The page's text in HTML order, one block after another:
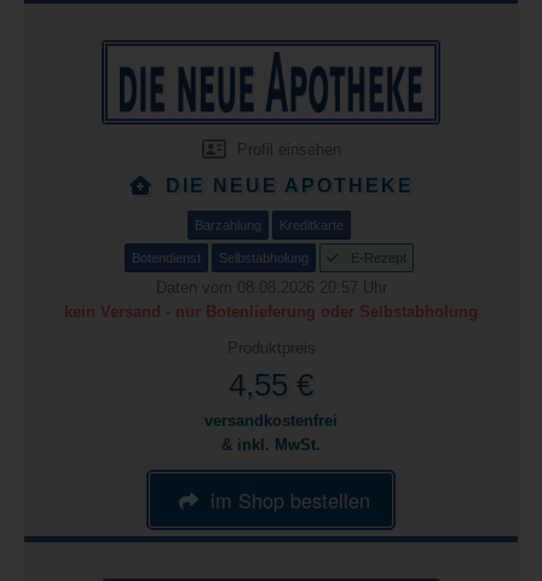
Profil einsehen
DIE NEUE APOTHEKE
Barzahlung Kreditkarte
Botendienst Selbstabholung E-Rezept
Daten vom 08.08.2026 20:57 Uhr
kein Versand - nur Botenlieferung oder Selbstabholung
Produktpreis
4,55 €
versandkostenfrei
& inkl. MwSt.
im Shop bestellen